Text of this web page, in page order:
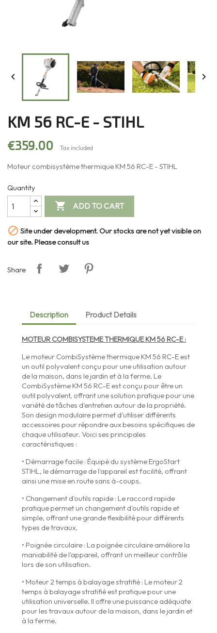
 
KM 56 RC-E - STIHL
€359.00 Tax included
Moteur combisystème thermique KM 56 RC-E - STIHL
Quantity
 ADD TO CART
 Site under development. Our stocks are not yet visible on
our site. Please consult us
Share
Description Product Details
MOTEUR COMBISYSTEME THERMIQUEKM 56 RC-E :
Le moteur CombiSystème thermique KM 56 RC-E est
un outil polyvalent conçu pour une utilisation autour
de la maison, dans le jardin et à la ferme. Le
CombiSystème KM 56 RC-E est conçu pour être un
outil polyvalent, offrant une solution pratique pour une
variété de tâches d'entretien autour de la propriété.
Son design modulaire permet d'utiliser différents
accessoires pour répondre aux besoins spécifiques de
chaque utilisateur. Voici ses principales
caractéristiques :
• Démarrage facile : Équipé du système ErgoStart
STIHL, le démarrage de l'appareil est facilité, offrant
ainsi une mise en route sans à-coups.
• Changement d'outils rapide : Le raccord rapide
pratique permet un changement d'outils rapide et
simple, offrant une grande flexibilité pour différents
types de travaux.
• Poignée circulaire : La poignée circulaire améliore la
maniabilité de l'appareil, offrant un meilleur contrôle
lors de son utilisation.
• Moteur 2 temps à balayage stratifié : Le moteur 2
temps à balayage stratifié est pratique pour une
utilisation universelle. Il offre une puissance adéquate
pour les travaux autour de la maison, dans le jardin et
à la ferme.